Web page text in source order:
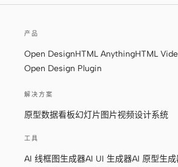
产品
Open DesignHTML AnythingHTML
Open Design Plugin
解决方案
原型数据看板幻灯片图片视频设计系统
工具
AI 线框图生成器AI UI 生成器AI 原型生